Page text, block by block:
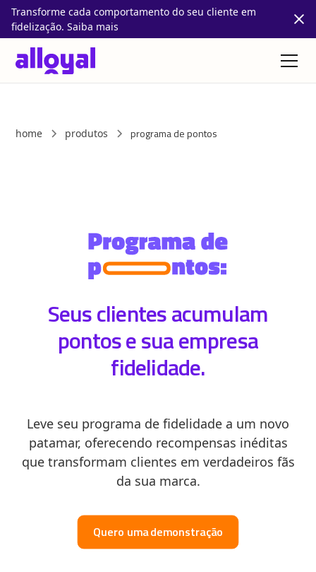
Transforme cada comportamento do seu cliente em
fidelização. Saiba mais
home produtos programa de pontos
Seus clientes acumulam
pontos e sua empresa
fidelidade.
Leve seu programa de fidelidade a um novo
patamar, oferecendo recompensas inéditas
que transformam clientes em verdadeiros fãs
da sua marca.
Quero uma demonstração